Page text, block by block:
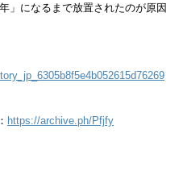
」になるまで放置されたのが原因
https://archive.ph/Pfjfy